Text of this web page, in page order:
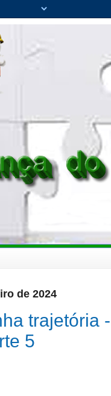
de 2024
trajetória
5